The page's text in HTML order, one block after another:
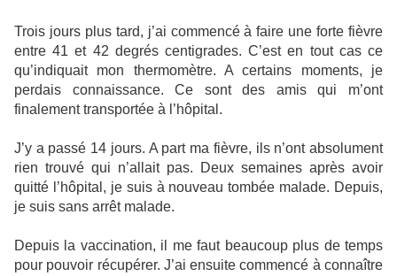
Trois jours plus tard, j’ai commencé à faire une forte fièvre
entre 41 et 42 degrés centigrades. C’est en tout cas ce
qu’indiquait mon thermomètre. A certains moments, je
perdais connaissance. Ce sont des amis qui m’ont
finalement transportée à l’hôpital.
J’y a passé 14 jours. A part ma fièvre, ils n’ont absolument
rien trouvé qui n’allait pas. Deux semaines après avoir
quitté l’hôpital, je suis à nouveau tombée malade. Depuis,
je suis sans arrêt malade.
Depuis la vaccination, il me faut beaucoup plus de temps
pour pouvoir récupérer. J’ai ensuite commencé à connaître